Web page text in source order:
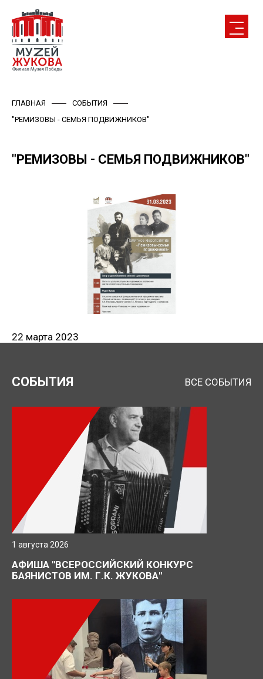
ГЛАВНАЯ
СОБЫТИЯ
"РЕМИЗОВЫ - СЕМЬЯ ПОДВИЖНИКОВ"
"РЕМИЗОВЫ - СЕМЬЯ ПОДВИЖНИКОВ"
22 марта 2023
СОБЫТИЯ ВСЕ СОБЫТИЯ
1 августа 2026
АФИША "ВСЕРОССИЙСКИЙ КОНКУРС
БАЯНИСТОВ ИМ. Г.К. ЖУКОВА"
Нажимая кнопку, я даю согласие на обработку
персональных данных.